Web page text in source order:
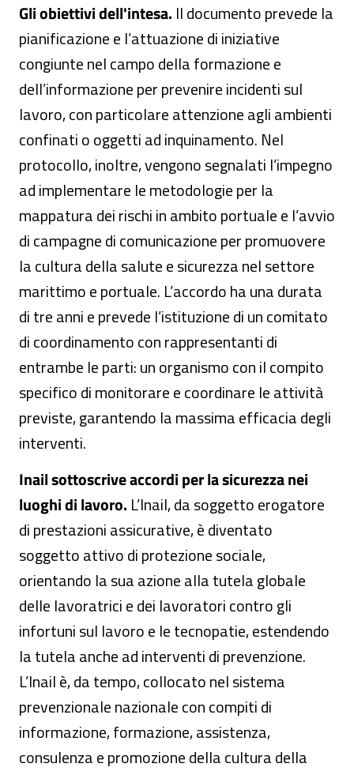
Gli obiettivi dell'intesa. Il documento prevede la
pianificazione e l’attuazione di iniziative
congiunte nel campo della formazione e
dell’informazione per prevenire incidenti sul
lavoro, con particolare attenzione agli ambienti
confinati o oggetti ad inquinamento. Nel
protocollo, inoltre, vengono segnalati l’impegno
ad implementare le metodologie per la
mappatura dei rischi in ambito portuale e l’avvio
di campagne di comunicazione per promuovere
la cultura della salute e sicurezza nel settore
marittimo e portuale. L’accordo ha una durata
di tre anni e prevede l’istituzione di un comitato
di coordinamento con rappresentanti di
entrambe le parti: un organismo con il compito
specifico di monitorare e coordinare le attività
previste, garantendo la massima efficacia degli
interventi.
Inail sottoscrive accordi per la sicurezza nei
luoghi di lavoro. L’Inail, da soggetto erogatore
di prestazioni assicurative, è diventato
soggetto attivo di protezione sociale,
orientando la sua azione alla tutela globale
delle lavoratrici e dei lavoratori contro gli
infortuni sul lavoro e le tecnopatie, estendendo
la tutela anche ad interventi di prevenzione.
L’Inail è, da tempo, collocato nel sistema
prevenzionale nazionale con compiti di
informazione, formazione, assistenza,
consulenza e promozione della cultura della